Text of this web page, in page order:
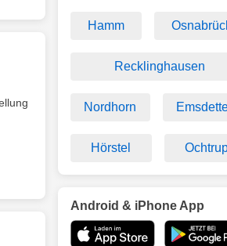
Hamm
Recklinghausen
Nordhorn
Hörstel
Android & iPhone App